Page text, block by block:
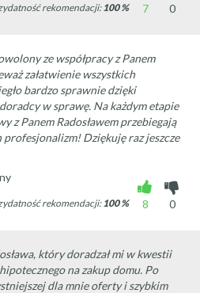
7
0
rekomendacji: 100 %
ze współpracy z Panem
załatwienie wszystkich
bardzo sprawnie dzięki
w sprawę. Na każdym etapie
z Panem Radosławem przebiegają
profesjonalizm! Dziękuję raz jeszcze
8
0
rekomendacji: 100 %
który doradzał mi w kwestii
na zakup domu. Po
dla mnie oferty i szybkim